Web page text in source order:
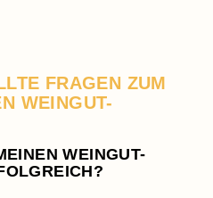
FRAGEN ZUM
WEINGUT-
WEINGUT-